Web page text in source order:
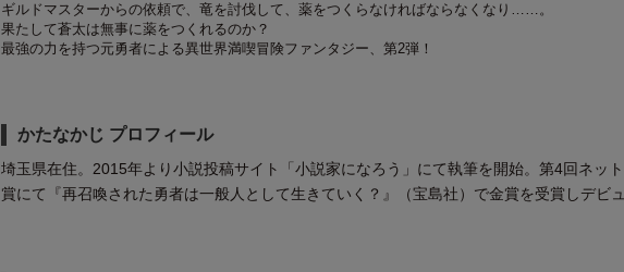
ギルドマスターからの依頼で、竜を討伐して、薬をつくらなければならなくなり……。
果たして蒼太は無事に薬をつくれるのか？
最強の力を持つ元勇者による異世界満喫冒険ファンタジー、第2弾！
かたなかじ プロフィール
埼玉県在住。2015年より小説投稿サイト「小説家になろう」にて執筆を開始。第4回ネッ
賞にて『再召喚された勇者は一般人として生きていく？』（宝島社）で金賞を受賞しデビュ